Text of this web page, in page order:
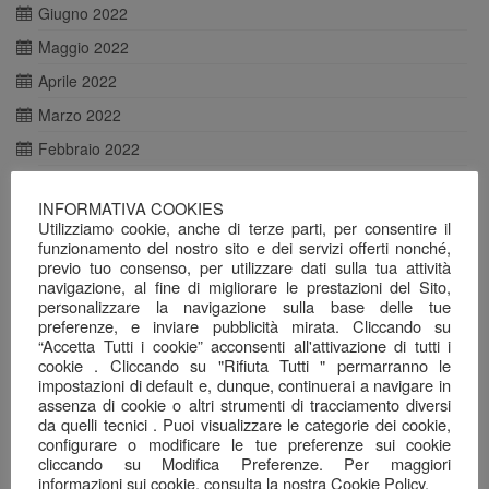
Giugno 2022
Maggio 2022
Aprile 2022
Marzo 2022
Febbraio 2022
Dicembre 2021
Novembre 2021
Ottobre 2021
Agosto 2021
Luglio 2021
Giugno 2021
Maggio 2021
Aprile 2021
INFORMATIVA COOKIES
Utilizziamo cookie, anche di terze parti, per consentire il
funzionamento del nostro sito e dei servizi offerti nonché,
previo tuo consenso, per utilizzare dati sulla tua attività
navigazione, al fine di migliorare le prestazioni del Sito,
personalizzare la navigazione sulla base delle tue
preferenze, e inviare pubblicità mirata. Cliccando su
“Accetta Tutti i cookie” acconsenti all'attivazione di tutti i
cookie . Cliccando su "Rifiuta Tutti " permarranno le
impostazioni di default e, dunque, continuerai a navigare in
assenza di cookie o altri strumenti di tracciamento diversi
da quelli tecnici . Puoi visualizzare le categorie dei cookie,
configurare o modificare le tue preferenze sui cookie
cliccando su Modifica Preferenze. Per maggiori
informazioni sui cookie, consulta la nostra Cookie Policy.